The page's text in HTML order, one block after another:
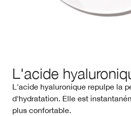
L'acide
L'acide hyaluronique repulpe la
d'hydratation. Elle est
plus confortable.